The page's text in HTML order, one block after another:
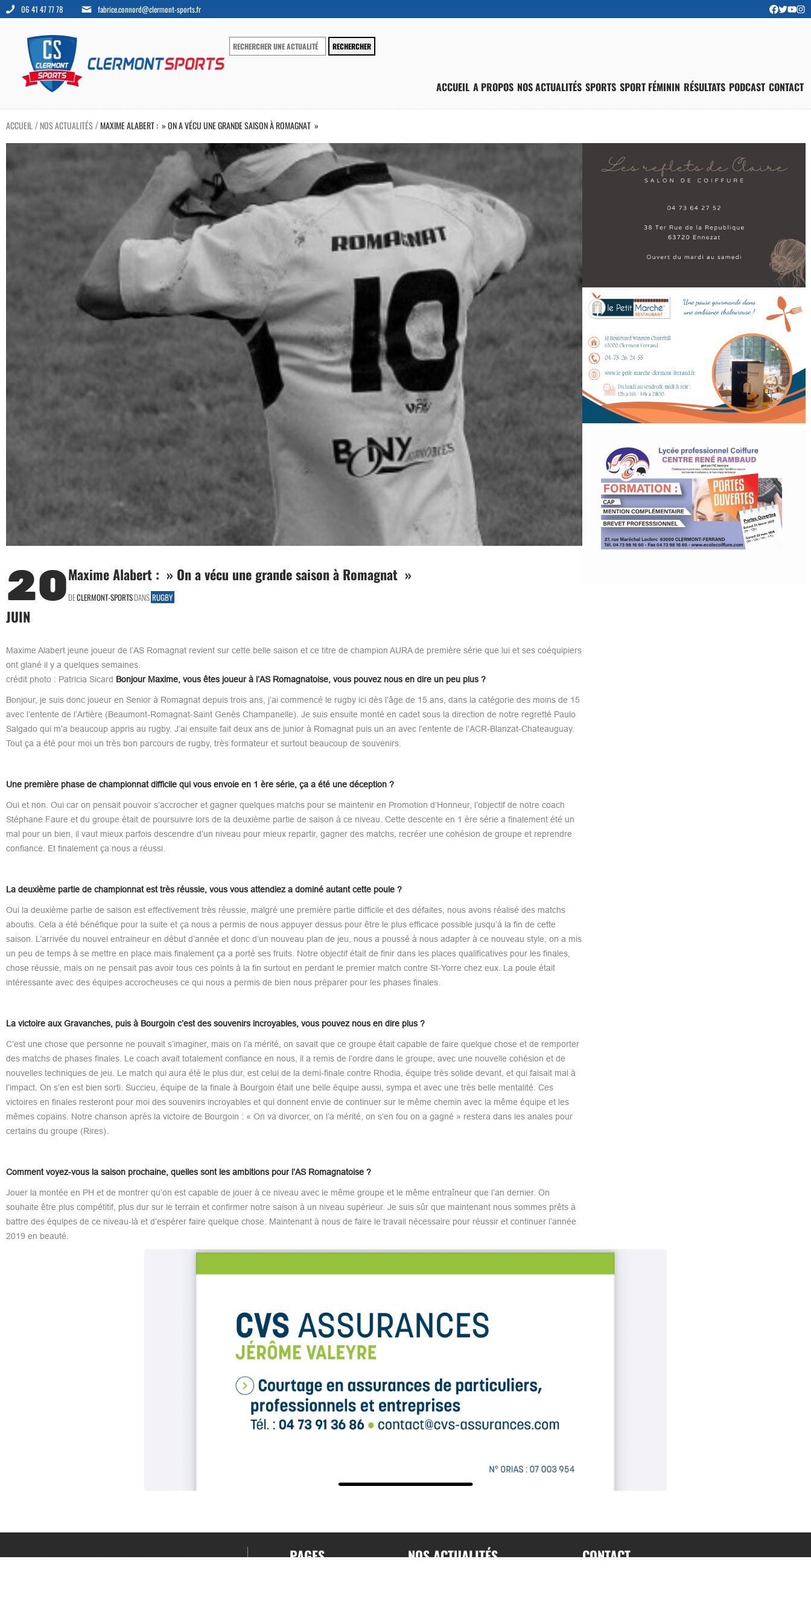
06 41 47 77 78 fabrice.connord@clermont-sports.fr
ACCUEIL A PROPOS NOS ACTUALITÉS SPORTS SPORT FÉMININ RÉSULTATS PODCAST CONTACT
ACCUEIL / NOS ACTUALITÉS/MAXIME ALABERT : » ON A VÉCU UNE GRANDE SAISON À ROMAGNAT »
20
JUIN
Maxime Alabert : » On a vécu une grande saison à Romagnat »
DECLERMONT-SPORTSDANS RUGBY
Maxime Alabert jeune joueur de l’AS Romagnat revient sur cette belle saison et ce titre de champion AURA de première série que lui et ses coéquipiers
ont glané il y a quelques semaines.
crédit photo : Patricia Sicard Bonjour Maxime, vous êtes joueur à l’AS Romagnatoise, vous pouvez nous en dire un peu plus ?
Bonjour, je suis donc joueur en Senior à Romagnat depuis trois ans, j’ai commencé le rugby ici dès l’âge de 15 ans, dans la catégorie des moins de 15
avec l’entente de l’Artière (Beaumont-Romagnat-Saint Genès Champanelle). Je suis ensuite monté en cadet sous la direction de notre regretté Paulo
Salgado qui m’a beaucoup appris au rugby. J’ai ensuite fait deux ans de junior à Romagnat puis un an avec l’entente de l’ACR-Blanzat-Chateauguay.
Tout ça a été pour moi un très bon parcours de rugby, très formateur et surtout beaucoup de souvenirs.
Une première phase de championnat difficile qui vous envoie en 1 ère série, ça a été une déception ?
Oui et non. Oui car on pensait pouvoir s’accrocher et gagner quelques matchs pour se maintenir en Promotion d’Honneur, l’objectif de notre coach
Stéphane Faure et du groupe était de poursuivre lors de la deuxième partie de saison à ce niveau. Cette descente en 1 ère série a finalement été un
mal pour un bien, il vaut mieux parfois descendre d’un niveau pour mieux repartir, gagner des matchs, recréer une cohésion de groupe et reprendre
confiance. Et finalement ça nous a réussi.
La deuxième partie de championnat est très réussie, vous vous attendiez a dominé autant cette poule ?
Oui la deuxième partie de saison est effectivement très réussie, malgré une première partie difficile et des défaites, nous avons réalisé des matchs
aboutis. Cela a été bénéfique pour la suite et ça nous a permis de nous appuyer dessus pour être le plus efficace possible jusqu’à la fin de cette
saison. L’arrivée du nouvel entraineur en début d’année et donc d’un nouveau plan de jeu, nous a poussé à nous adapter à ce nouveau style, on a mis
un peu de temps à se mettre en place mais finalement ça a porté ses fruits. Notre objectif était de finir dans les places qualificatives pour les finales,
chose réussie, mais on ne pensait pas avoir tous ces points à la fin surtout en perdant le premier match contre St-Yorre chez eux. La poule était
intéressante avec des équipes accrocheuses ce qui nous a permis de bien nous préparer pour les phases finales.
La victoire aux Gravanches, puis à Bourgoin c’est des souvenirs incroyables, vous pouvez nous en dire plus ?
C’est une chose que personne ne pouvait s’imaginer, mais on l’a mérité, on savait que ce groupe était capable de faire quelque chose et de remporter
des matchs de phases finales. Le coach avait totalement confiance en nous, il a remis de l’ordre dans le groupe, avec une nouvelle cohésion et de
nouvelles techniques de jeu. Le match qui aura été le plus dur, est celui de la demi-finale contre Rhodia, équipe très solide devant, et qui faisait mal à
l’impact. On s’en est bien sorti. Succieu, équipe de la finale à Bourgoin était une belle équipe aussi, sympa et avec une très belle mentalité. Ces
victoires en finales resteront pour moi des souvenirs incroyables et qui donnent envie de continuer sur le même chemin avec la même équipe et les
mêmes copains. Notre chanson après la victoire de Bourgoin : « On va divorcer, on l’a mérité, on s’en fou on a gagné » restera dans les anales pour
certains du groupe (Rires).
Comment voyez-vous la saison prochaine, quelles sont les ambitions pour l’AS Romagnatoise ?
Jouer la montée en PH et de montrer qu’on est capable de jouer à ce niveau avec le même groupe et le même entraîneur que l’an dernier. On
souhaite être plus compétitif, plus dur sur le terrain et confirmer notre saison à un niveau supérieur. Je suis sûr que maintenant nous sommes prêts à
battre des équipes de ce niveau-là et d’espérer faire quelque chose. Maintenant à nous de faire le travail nécessaire pour réussir et continuer l’année
2019 en beauté.
PAGES NOS ACTUALITÉS CONTACT